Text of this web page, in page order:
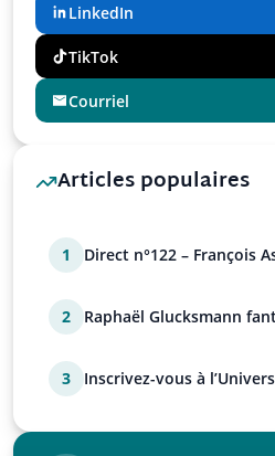
LinkedIn
TikTok
Courriel
Articles populaires
1
Direct n°122 – François
2
Raphaël Glucksmann
3
Inscrivez-vous à